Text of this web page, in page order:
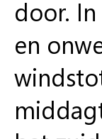
door.
en